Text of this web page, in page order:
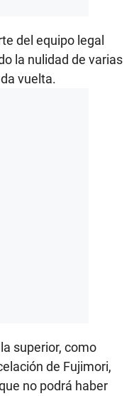
del equipo legal
la nulidad de varias
vuelta.
superior, como
de Fujimori,
no podrá haber